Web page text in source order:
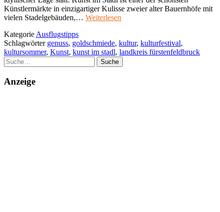
Künstlermärkte in einzigartiger Kulisse zweier alter Bauernhöfe mit
vielen Stadelgebäuden,… Weiterlesen
Kategorie Ausflugstipps
Schlagwörter genuss, goldschmiede, kultur, kulturfestival,
kultursommer, Kunst, kunst im stadl, landkreis fürstenfeldbruck
Suche
Anzeige